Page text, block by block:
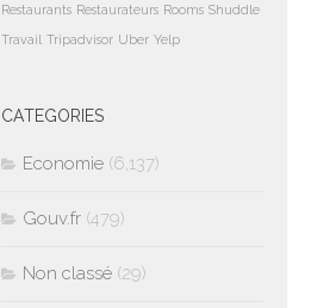
Restaurants Restaurateurs Rooms Shuddle
Travail Tripadvisor Uber Yelp
CATEGORIES
Economie (6,137)
Gouv.fr (479)
Non classé (29)